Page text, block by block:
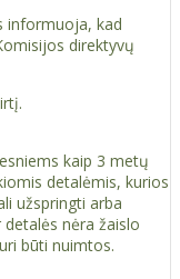
informuoja, kad
direktyvų
kaip 3 metų
detalėmis, kurios
užspringti arba
nėra žaislo
būti nuimtos.